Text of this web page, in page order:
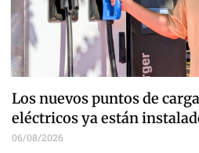
Los nuevos puntos de
eléctricos ya están
06/08/2026